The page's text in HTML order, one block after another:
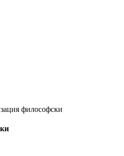
философски